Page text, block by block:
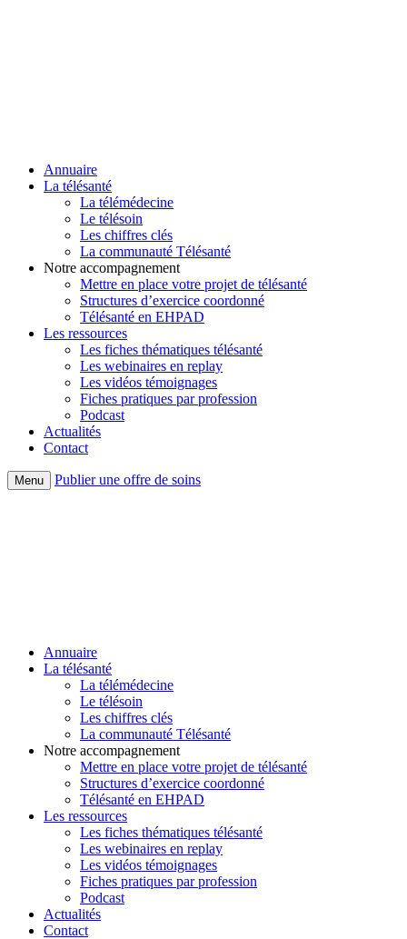
Annuaire
La télésanté
La télémédecine
Le télésoin
Les chiffres clés
La communauté Télésanté
Notre accompagnement
Mettre en place votre projet de télésanté
Structures d’exercice coordonné
Télésanté en EHPAD
Les ressources
Les fiches thématiques télésanté
Les webinaires en replay
Les vidéos témoignages
Fiches pratiques par profession
Podcast
Actualités
Contact
Menu Publier une offre de soins
Annuaire
La télésanté
La télémédecine
Le télésoin
Les chiffres clés
La communauté Télésanté
Notre accompagnement
Mettre en place votre projet de télésanté
Structures d’exercice coordonné
Télésanté en EHPAD
Les ressources
Les fiches thématiques télésanté
Les webinaires en replay
Les vidéos témoignages
Fiches pratiques par profession
Podcast
Actualités
Contact